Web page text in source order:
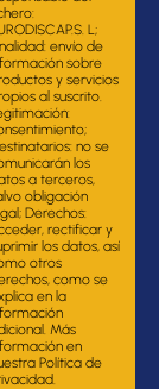
L;
envío de
sobre
y servicios
al suscrito.
no se
los
a terceros,
obligación
Derechos:
rectificar y
los datos, así
otros
como se
en la
Más
en
Política de